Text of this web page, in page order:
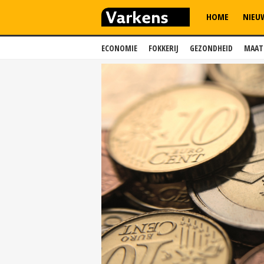
ECONOMIE FOKKERIJ GEZONDHEID
HOME